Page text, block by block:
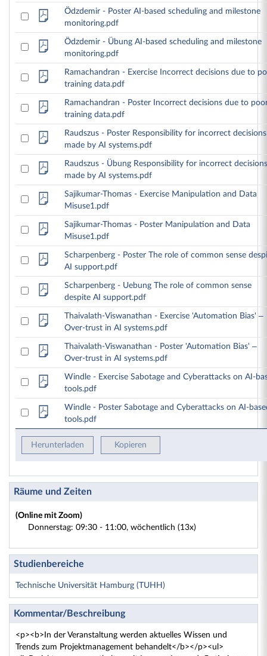
Ödzdemir - Poster AI-based scheduling and milestone
monitoring.pdf
Ödzdemir - Übung AI-based scheduling and milestone
monitoring.pdf
Ramachandran - Exercise Incorrect decisions due to
training data.pdf
Ramachandran - Poster Incorrect decisions due to
training data.pdf
Raudszus - Poster Responsibility for incorrect decisions
made by AI systems.pdf
Raudszus - Übung Responsibility for incorrect decisions
made by AI systems.pdf
Sajikumar-Thomas - Exercise Manipulation and Data
Misuse1.pdf
Sajikumar-Thomas - Poster Manipulation and Data
Misuse1.pdf
Scharpenberg - Poster The role of common sense
AI support.pdf
Scharpenberg - Uebung The role of common sense
despite AI support.pdf
Thaivalath-Viswanathan - Exercise 'Automation Bias' –
Over-trust in AI systems.pdf
Thaivalath-Viswanathan - Poster 'Automation Bias' –
Over-trust in AI systems.pdf
Windle - Exercise Sabotage and Cyberattacks on AI-
tools.pdf
Windle - Poster Sabotage and Cyberattacks on AI-
tools.pdf
Herunterladen Kopieren
Räume und Zeiten
(Online mit Zoom)
Donnerstag: 09:30 - 11:00, wöchentlich (13x)
Studienbereiche
Technische Universität Hamburg (TUHH)
Kommentar/Beschreibung
<p><b>In der Veranstaltung werden aktuelles Wissen und
Trends zum Projektmanagement behandelt</b></p><ul>